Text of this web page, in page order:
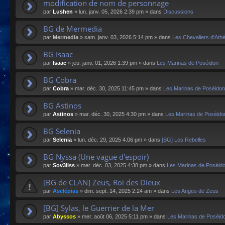
modification de nom de personnage
par Lushen » lun. janv. 05, 2026 2:39 pm » dans Discussions
BG de Mermedia
par Mermedia » sam. janv. 03, 2026 5:14 pm » dans Les Chevaliers
BG Isaac
par Isaac » jeu. janv. 01, 2026 1:39 pm » dans Les Marinas de Poséidon
BG Cobra
par Cobra» mar. déc. 30, 2025 11:45 pm » dans Les Marinas de Poséidon
BG Astinos
par Astinos » mar. déc. 30, 2025 4:30 pm » dans Les Marinas de
BG Selenia
par Selenia» lun. déc. 29, 2025 4:06 pm » dans [BG] Les Rebelles
BG Nyssa (Une vague d'espoir)
par Sov3liss » mer. déc. 03, 2025 4:38 pm » dans Les Marinas de
[BG de CLAN] Zeus, Roi des Dieux
par Asclépias » dim. sept. 14, 2025 2:24 am » dans Les Anges de Zeus
[BG] Sylas, le Guerrier de la Mer
par Abyssos » mer. août 06, 2025 5:11 pm » dans Les Marinas de